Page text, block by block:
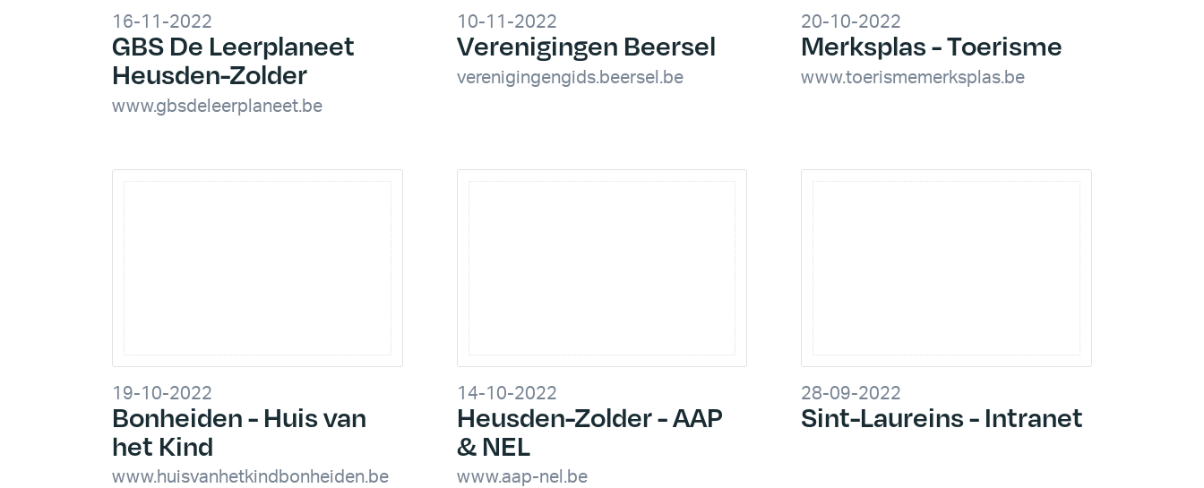
16-11-2022
GBS De Leerplaneet
Heusden-Zolder
www.gbsdeleerplaneet.be
10-11-2022
Verenigingen Beersel
verenigingengids.beersel.be
20-10-2022
Merksplas - Toerisme
www.toerismemerksplas.be
19-10-2022
Bonheiden - Huis van
het Kind
www.huisvanhetkindbonheiden.be
14-10-2022
Heusden-Zolder - AAP
& NEL
www.aap-nel.be
28-09-2022
Sint-Laureins - Intranet